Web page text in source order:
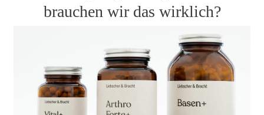
brauchen wir das wirklich?